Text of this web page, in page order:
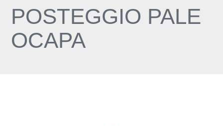
POSTEGGIO PALE
OCAPA